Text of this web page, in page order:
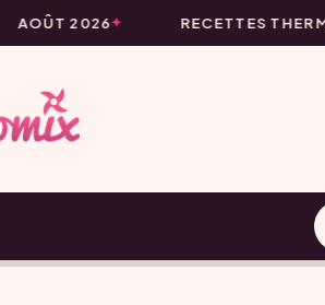
AOÛT 2026 RECETTES